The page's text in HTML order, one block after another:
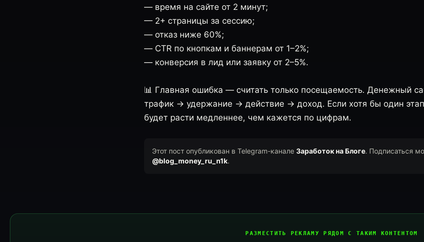
— время на сайте от 2 минут;
— 2+ страницы за сессию;
— отказ ниже 60%;
— CTR по кнопкам и баннерам от 1–2%;
— конверсия в лид или заявку от 2–5%.
📊 Главная ошибка — считать только посещаемость. Денежный
трафик → удержание → действие → доход. Если хотя бы один
будет расти медленнее, чем кажется по цифрам.
Этот пост опубликован в Telegram-канале Заработок на Блоге. Подписаться
@blog_money_ru_n1k.
РАЗМЕСТИТЬ РЕКЛАМУ РЯДОМ С ТАКИМ КОНТЕНТОМ